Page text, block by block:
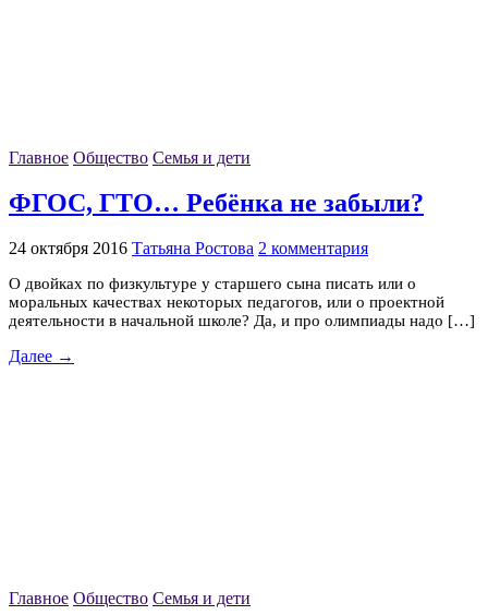
Главное Общество Семья и дети
ФГОС, ГТО… Ребёнка не забыли?
24 октября 2016 Татьяна Ростова 2 комментария
О двойках по физкультуре у старшего сына писать или о
моральных качествах некоторых педагогов, или о проектной
деятельности в начальной школе? Да, и про олимпиады надо […]
Далее →
Главное Общество Семья и дети